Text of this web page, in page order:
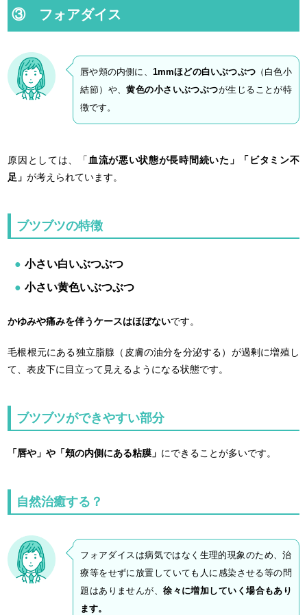
③ フォアダイス
唇や頬の内側に、 1mmほどの白いぶつぶつ（白色小
結節）や、黄色の小さいぶつぶつが生じることが特
徴です。
原因としては、「血流が悪い状態が長時間続いた」「 ビタミン不
足」が考えられています。
ブツブツの特徴
小さい白いぶつぶつ
小さい黄色いぶつぶつ
かゆみや痛みを伴うケースはほぼないです。
毛根根元にある独立脂腺（皮膚の油分を分泌する）が過剰に増殖し
て、表皮下に目立って見えるようになる状態です。
ブツブツができやすい部分
「唇や」や「頬の内側にある粘膜」 にできることが多いです。
自然治癒する？
フォアダイスは病気ではなく生理的現象のため、治
療等をせずに放置していても人に感染させる等の問
題はありませんが、徐々に増加していく場合もあり
ます。